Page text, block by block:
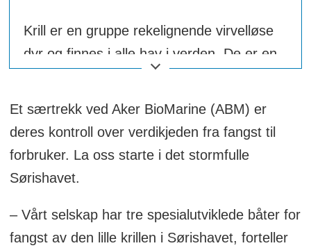
Krill er en gruppe rekelignende virvelløse
dyr og finnes i alle hav i verden. De er en
på dypt vann om dagen, og stiger opp
nærmere overflaten om natten.
Et særtrekk ved Aker BioMarine (ABM) er
deres kontroll over verdikjeden fra fangst til
forbruker. La oss starte i det stormfulle
Sørishavet.
– Vårt selskap har tre spesialutviklede båter for
fangst av den lille krillen i Sørishavet, forteller